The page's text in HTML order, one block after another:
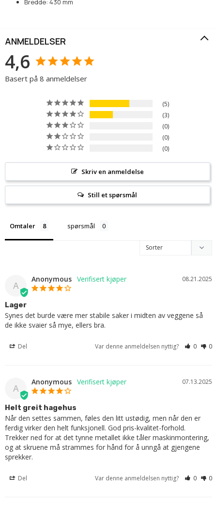
Bredde: 430 mm
ANMELDELSER
4,6
Basert på 8 anmeldelser
5
3
0
0
0
Skriv en anmeldelse
Still et spørsmål
Omtaler spørsmål
A
08.21.2025
Anonymous
Lager
Synes det burde være mer stabile saker i midten av veggene så
de ikke svaier så mye, ellers bra.
Del Var denne anmeldelsen nyttig? 0 0
A
07.13.2025
Anonymous
Helt greit hagehus
Når den settes sammen, føles den litt ustødig, men når den er
ferdig virker den helt funksjonell. God pris-kvalitet-forhold.
Trekker ned for at det tynne metallet ikke tåler maskinmontering,
og at skruene må strammes for hånd for å unngå at gjengene
sprekker.
Del Var denne anmeldelsen nyttig? 0 0